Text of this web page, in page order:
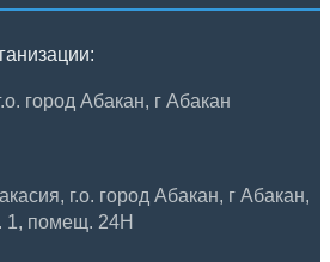
город Абакан, г Абакан
г.о. город Абакан, г Абакан,
1, помещ. 24Н